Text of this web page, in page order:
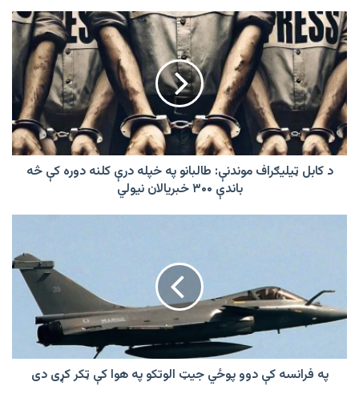
د
کابل
ټيلیګراف
موندنې:
طالبانو
په
خپله
درې
کلنه
دورهد کابل ټيلیګراف موندنې: طالبانو په خپله درې کلنه دوره کې څه
باندې ۳۰۰ خبریالان نیولي
پوځي
جیټ
الوتکو
هوا
په فرانسه کې دوو پوځي جیټ الوتکو په هوا کې ټکر کړی دی